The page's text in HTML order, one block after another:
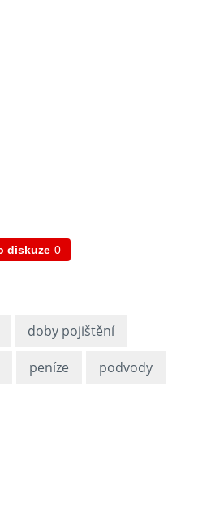
diskuze 0
doby pojištění
peníze podvody